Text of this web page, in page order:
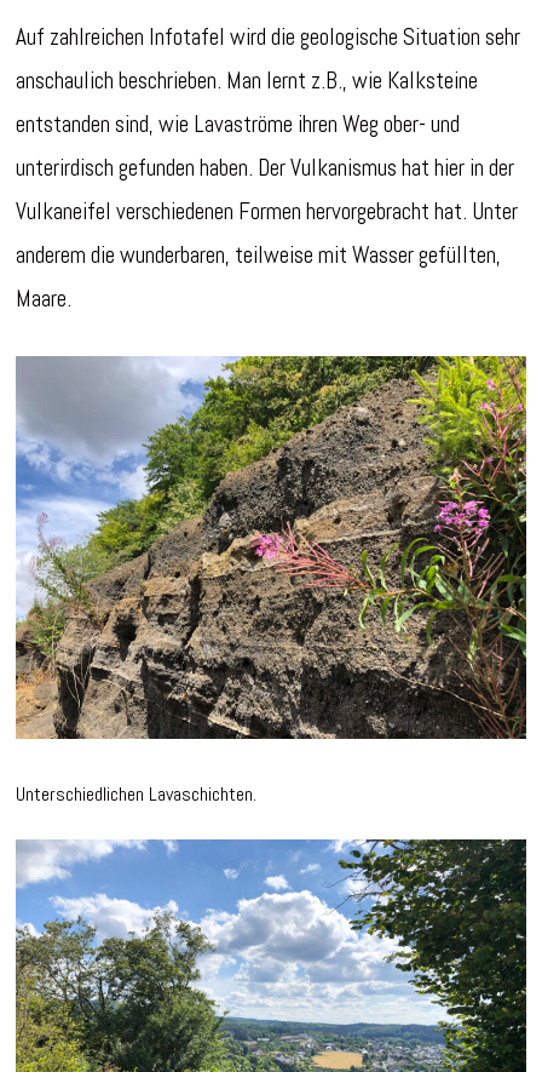
Auf zahlreichen Infotafel wird die geologische Situation sehr
anschaulich beschrieben. Man lernt z.B., wie Kalksteine
entstanden sind, wie Lavaströme ihren Weg ober- und
unterirdisch gefunden haben. Der Vulkanismus hat hier in der
Vulkaneifel verschiedenen Formen hervorgebracht hat. Unter
anderem die wunderbaren, teilweise mit Wasser gefüllten,
Maare.
Unterschiedlichen Lavaschichten.